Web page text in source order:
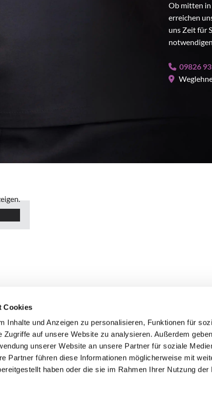
Cookies
Inhalte und Anzeigen zu personalisieren, Funktionen für
Zugriffe auf unsere Website zu analysieren. Außerdem
unserer Website an unsere Partner für soziale
Partner führen diese Informationen möglicherweise mit
haben oder die sie im Rahmen Ihrer Nutzung der
Ob mitten in
erreichen
uns Zeit für
 09826
